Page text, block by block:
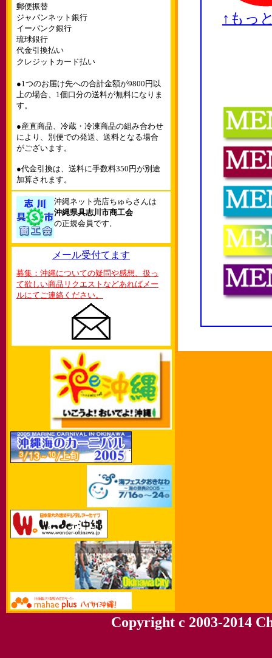
郵便振替
ジャパンネット銀行
イーバンク銀行
琉球銀行
代金引換払い
クレジットカード払い
●1つのお届け先への合計金額が9800円以
上の場合、1個口分の送料が無料になりま
す。
●産直商品、冷蔵・冷凍商品の組み合わせ
により、別便での発送、送料となる場合
がございます。
●代金引換は、送料に手数料350円が別途
加算されます。
沖縄ネット売店ちゅらさんは
沖縄県具志川市商工会
の正規会員です。
メール受付てます
募集：沖縄についての疑問や感想、扱っ
て欲しい商品リクエストなどあればメー
ルにてご連絡ください。
↑もっ
Copyright c 2003-2014